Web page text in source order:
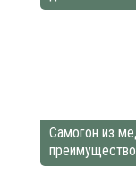
Самогон из